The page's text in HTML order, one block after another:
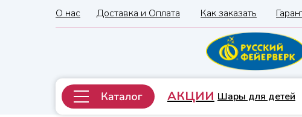
О нас Доставка и Оплата Как заказать
АКЦИИ Шары для детей